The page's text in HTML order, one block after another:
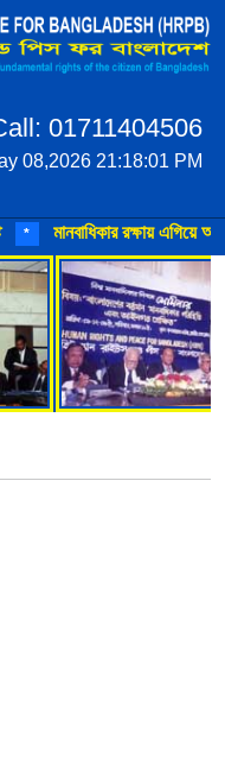
01711404506
08,2026 21:18:01 PM
মানবাধিকার রক্ষায় এগিয়ে আসুন